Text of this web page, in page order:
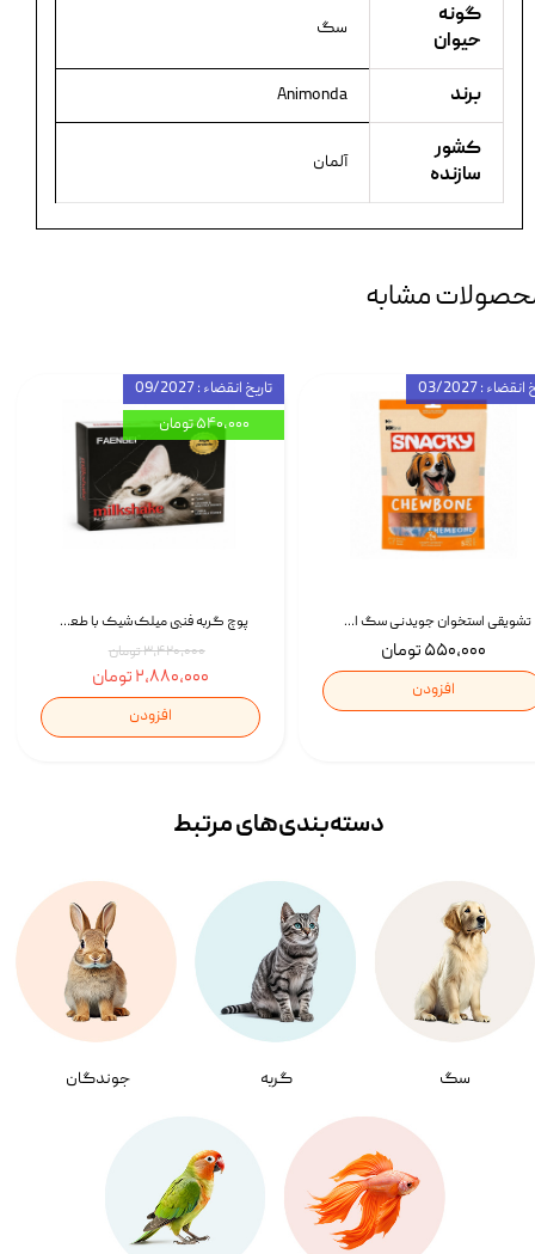
گونه
حیوان
سگ
برند Animonda
کشور
سازنده
آلمان
مشابه
پوچ گربه فنبی میلک‌شیک با طعم مرغ Faenbei Cat Milk Shake Pouch بسته 12 عددی
۳,۴۲۰,۰۰۰ تومان
۲,۸۸۰,۰۰۰ تومان
افزودن
تاریخ انقضاء : 09/2027
۵۴۰,۰۰۰ تومان
تشویقی استخوان جویدنی سگ اسنکی کرانچی با طعم مرغ Snacky Crunchy Munchy وزن 100 گرم
۵۵۰,۰۰۰ تومان
افزودن
: 03/2027
سگ گربه جوندگان
دسته‌بندی‌‌های مرتبط